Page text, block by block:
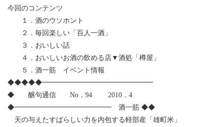
今回のコンテンツ
１．酒のウソホント
２．毎回楽しい「百人一酒」
３．おいしい話
４．おいしいお酒の飲める店▼酒処「樽屋」
５．酒一筋 イベント情報
◆◆◆◆◆━━━━━━━━━━━━━━━━
◆ 醸句通信 No．94 2010．4
◆━━━━━━━━━━━━━━ 酒一筋 ◆◆
天の与えたすばらしい力を内包する軽部産「雄町米」